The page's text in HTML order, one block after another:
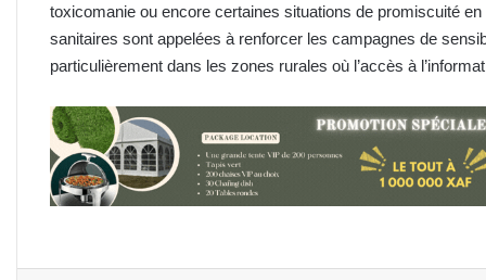
toxicomanie ou encore certaines situations de promiscuité
sanitaires sont appelées à renforcer les campagnes de
particulièrement dans les zones rurales où l’accès à